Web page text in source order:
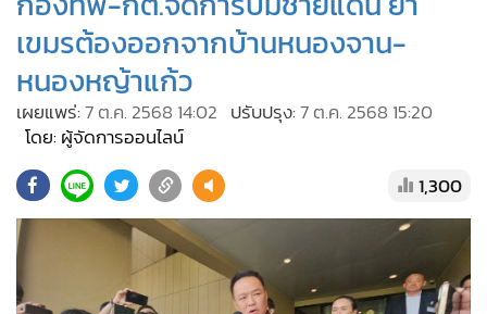
Online Section
• บันเทิง
• ผู้จัดการรายวัน
• คอลัมนิสต์
• CbizReview
• Cyber BIZ
•
•
Good health & Well-being
เขมรต้องออกจากบ้านหนองจาน-
หนองหญ้าแก้ว
เผยแพร่:7 ต.ค. 2568 14:02 ปรับปรุง:7 ต.ค. 2568 15:20
โดย: ผู้จัดการออนไลน์
1,300